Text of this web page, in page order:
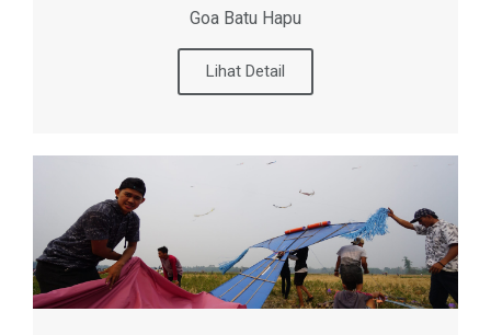
Goa Batu Hapu
Lihat Detail